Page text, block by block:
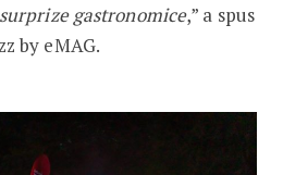
gastronomice,” a spus
by eMAG.